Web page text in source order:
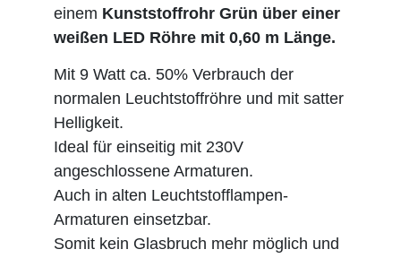
einem Kunststoffrohr Grün über einer
weißen LED Röhre mit 0,60 m Länge.
Mit 9 Watt ca. 50% Verbrauch der
normalen Leuchtstoffröhre und mit satter
Helligkeit.
Ideal für einseitig mit 230V
angeschlossene Armaturen.
Auch in alten Leuchtstofflampen-
Armaturen einsetzbar.
Somit kein Glasbruch mehr möglich und